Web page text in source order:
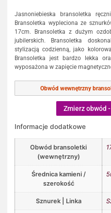
Jasnoniebieska bransoletka
Bransoletka wypleciona ze
17cm. Bransoletka z dużym
jubilerskich. Bransoletka
stylizacją codzienną, jako
Bransoletka jest bardzo lekka
wyposażona w zapięcie
Obwód wewnętrzny
Zmierz obwód
Informacje dodatkowe
Obwód bransoletki
(wewnętrzny)
Średnica kamieni /
szerokość
Sznurek | Linka